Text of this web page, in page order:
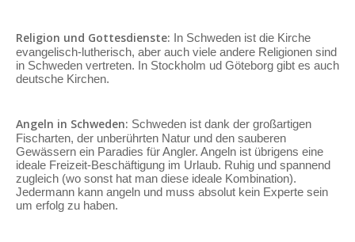
Religion und Gottesdienste: In Schweden ist die Kirche
evangelisch-lutherisch, aber auch viele andere Religionen sind
in Schweden vertreten. In Stockholm ud Göteborg gibt es auch
deutsche Kirchen.
Angeln in Schweden: Schweden ist dank der großartigen
Fischarten, der unberührten Natur und den sauberen
Gewässern ein Paradies für Angler. Angeln ist übrigens eine
ideale Freizeit-Beschäftigung im Urlaub. Ruhig und spannend
zugleich (wo sonst hat man diese ideale Kombination).
Jedermann kann angeln und muss absolut kein Experte sein
um erfolg zu haben.